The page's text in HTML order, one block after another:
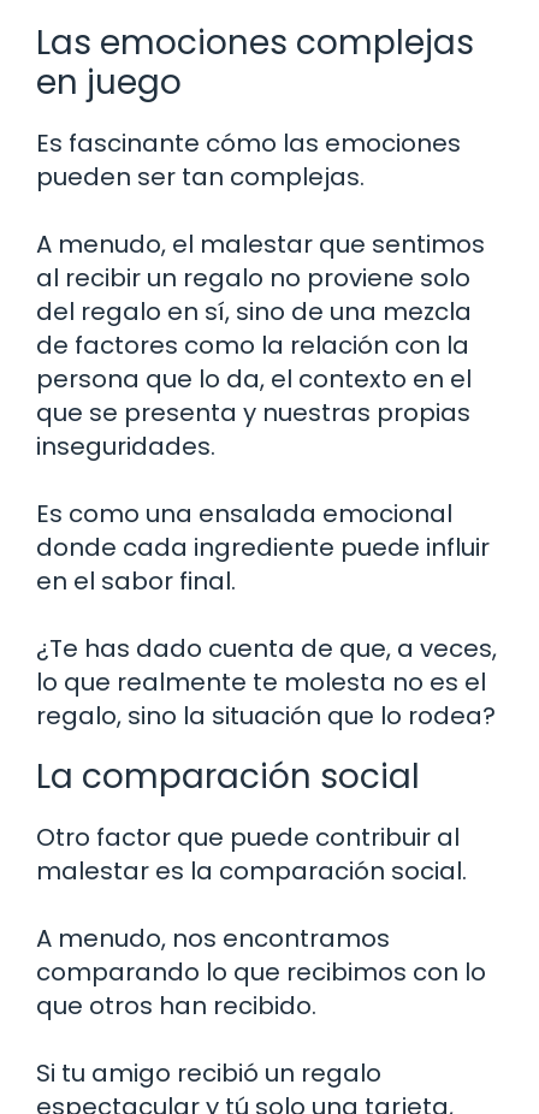
Las emociones complejas
en juego
Es fascinante cómo las emociones
pueden ser tan complejas.
A menudo, el malestar que sentimos
al recibir un regalo no proviene solo
del regalo en sí, sino de una mezcla
de factores como la relación con la
persona que lo da, el contexto en el
que se presenta y nuestras propias
inseguridades.
Es como una ensalada emocional
donde cada ingrediente puede influir
en el sabor final.
¿Te has dado cuenta de que, a veces,
lo que realmente te molesta no es el
regalo, sino la situación que lo rodea?
La comparación social
Otro factor que puede contribuir al
malestar es la comparación social.
A menudo, nos encontramos
comparando lo que recibimos con lo
que otros han recibido.
Si tu amigo recibió un regalo
espectacular y tú solo una tarjeta,